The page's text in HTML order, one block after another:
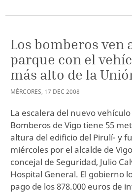
Los bomberos ven
parque con el
más alto de la
MÉRCORES, 17 DEC 2008
La escalera del nuevo
Bomberos de Vigo tiene 55
altura del edificio del Pirulí- y
miércoles por el alcalde de
concejal de Seguridad, Julio
Hospital General. El gobierno
pago de los 878.000 euros de